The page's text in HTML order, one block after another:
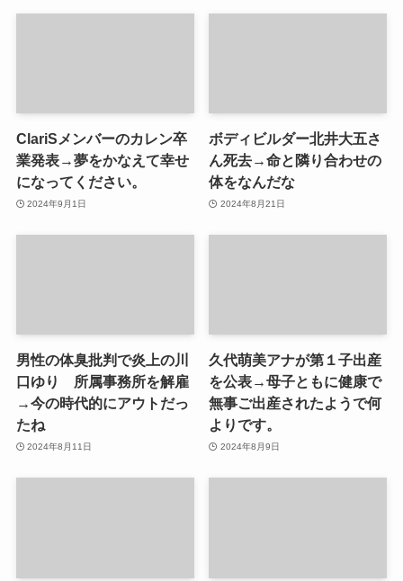
ClariSメンバーのカレン卒
業発表→夢をかなえて幸せ
になってください。
2024年9月1日
ボディビルダー北井大五さ
ん死去→命と隣り合わせの
体をなんだな
2024年8月21日
男性の体臭批判で炎上の川
口ゆり 所属事務所を解雇
→今の時代的にアウトだっ
たね
2024年8月11日
久代萌美アナが第１子出産
を公表→母子ともに健康で
無事ご出産されたようで何
よりです。
2024年8月9日